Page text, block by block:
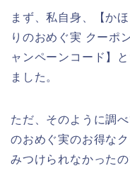
まず、私自身、【か
りのおめぐ実 クーポ
ャンペーンコード】
ました。
ただ、そのように調
のおめぐ実のお得な
みつけられなかったの